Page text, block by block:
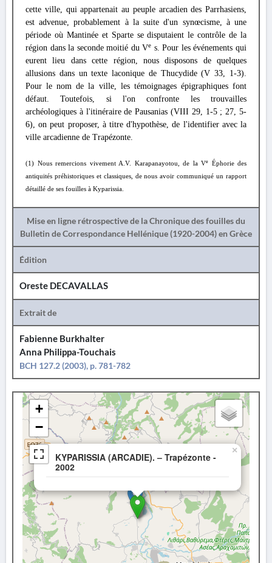
cette ville, qui appartenait au peuple arcadien des Parrhasiens,
est advenue, probablement à la suite d'un synœcisme, à une
période où Mantinée et Sparte se disputaient le contrôle de la
région dans la seconde moitié du Ve s. Pour les événements qui
eurent lieu dans cette région, nous disposons de quelques
allusions dans un texte laconique de Thucydide (V 33, 1-3).
Pour le nom de la ville, les témoignages épigraphiques font
défaut. Toutefois, si l'on confronte les trouvailles
archéologiques à l'itinéraire de Pausanias (VIII 29, 1-5 ; 27, 5-
6), on peut proposer, à titre d'hypothèse, de l'identifier avec la
ville arcadienne de Trapézonte.
(1) Nous remercions vivement A.V. Karapanayotou, de la Ve
Éphorie des
antiquités préhistoriques et classiques, de nous avoir communiqué un rapport
détaillé de ses fouilles à Kyparissia.
Mise en ligne rétrospective de la Chronique des fouilles du
Bulletin de Correspondance Hellénique (1920-2004) en Grèce
Édition
Oreste DECAVALLAS
Extrait de
Fabienne Burkhalter
Anna Philippa-Touchais
BCH 127.2 (2003), p. 781-782
KYPARISSIA (ARCADIE). – Trapézonte -
2002
×
+
−